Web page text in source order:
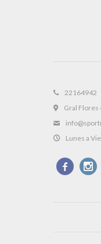
22164942
Gral Flores
Lunes a
 